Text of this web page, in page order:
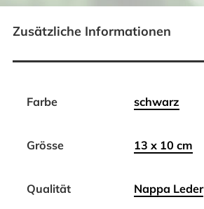
Zusätzliche Informationen
Farbe schwarz
Grösse 13 x 10 cm
Qualität Nappa Leder